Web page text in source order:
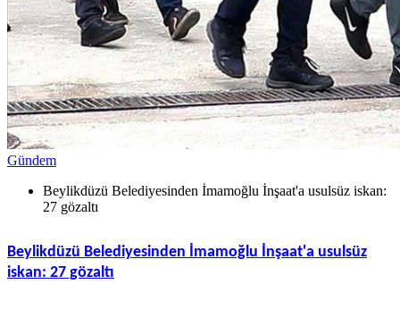
Gündem
Beylikdüzü Belediyesinden İmamoğlu İnşaat'a usulsüz iskan:
27 gözaltı
Beylikdüzü Belediyesinden İmamoğlu İnşaat'a usulsüz
iskan: 27 gözaltı